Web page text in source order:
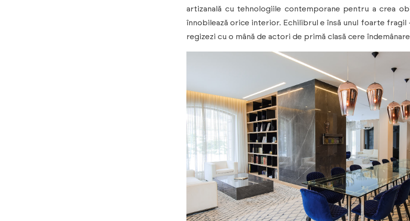
artizanală cu tehnologiile contemporane pentru a crea
înnobilează orice interior. Echilibrul e însă unul foarte fragil
regizezi cu o mână de actori de primă clasă cere